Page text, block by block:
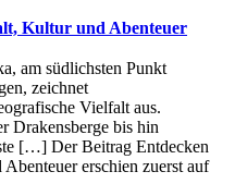
Kultur und Abenteuer
a‬m südlichsten Punkt
zeichnet
Vielfalt aus.
Drakensberge b‬is hin
[…] Der Beitrag Entdecken
erschien zuerst auf